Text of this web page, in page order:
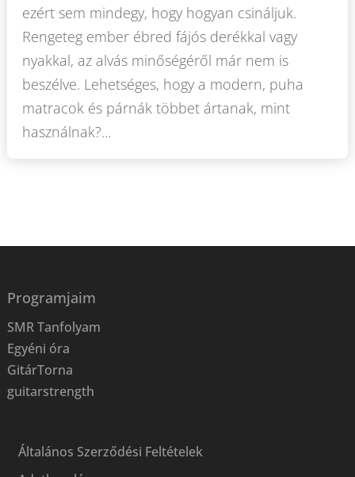
ezért sem mindegy, hogy hogyan csináljuk.
Rengeteg ember ébred fájós derékkal vagy
nyakkal, az alvás minőségéről már nem is
beszélve. Lehetséges, hogy a modern, puha
matracok és párnák többet ártanak, mint
használnak?...
Programjaim
SMR Tanfolyam
Egyéni óra
GitárTorna
guitarstrength
Általános Szerződési Feltételek